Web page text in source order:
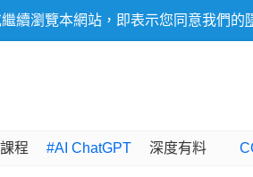
續瀏覽本網站，即表示您同意我們的
課程 #AI ChatGPT 深度有料